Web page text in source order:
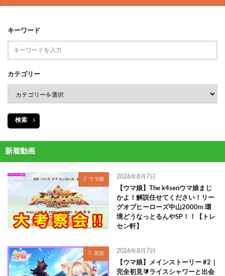
キーワード
カテゴリー
検索
新着動画
ウマ娘 2026年8月7日
【ウマ娘】The k4senウマ娘まじ
かよ！解説任せてください！リー
グオブヒーローズ中山2000m 環
境どうなっとるんやSP！！【トレ
セン軒】
実況 2026年8月7日
【ウマ娘】メインストーリー #2｜
完全初見🔰ライスシャワーと出会